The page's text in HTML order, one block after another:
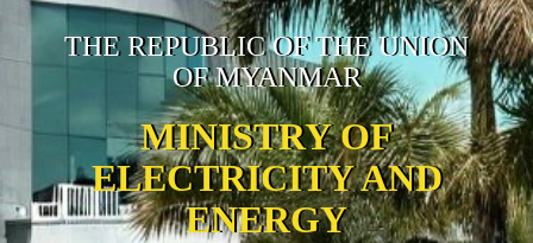
THE REPUBLIC OF THE UNION
OF MYANMAR
MINISTRY OF
ELECTRICITY AND
ENERGY